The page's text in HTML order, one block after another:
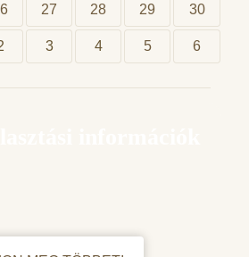
27 28 29 30
3 4 5 6